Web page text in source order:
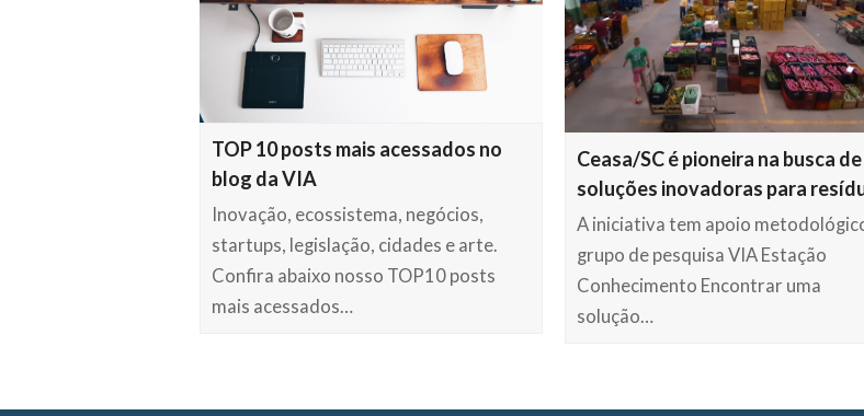
TOP 10 posts mais acessados no
blog da VIA
Inovação, ecossistema, negócios,
startups, legislação, cidades e arte.
Confira abaixo nosso TOP10 posts
mais acessados…
Ceasa/SC é pioneira na busca de
soluções inovadoras para
A iniciativa tem apoio
grupo de pesquisa VIA Estação
Conhecimento Encontrar uma
solução…